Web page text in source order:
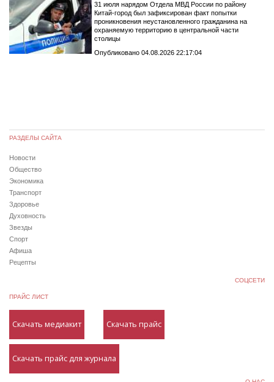
31 июля нарядом Отдела МВД России по району
Китай-город был зафиксирован факт попытки
проникновения неустановленного гражданина на
охраняемую территорию в центральной части
столицы
Опубликовано 04.08.2026 22:17:04
РАЗДЕЛЫ САЙТА
Новости
Общество
Экономика
Транспорт
Здоровье
Духовность
Звезды
Спорт
Афиша
Рецепты
СОЦСЕТИ
ПРАЙС ЛИСТ
Скачать медиакит Скачать прайс
Скачать прайс для журнала